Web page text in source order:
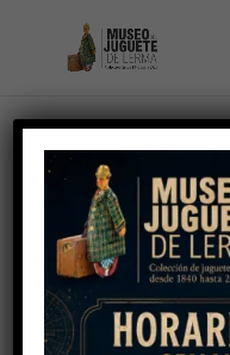
Moto Sprint